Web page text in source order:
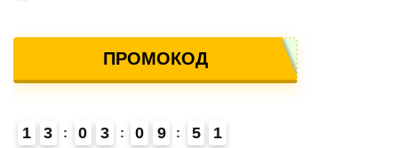
ПРОМОКОД
1
3 0 3 0 9 5 1